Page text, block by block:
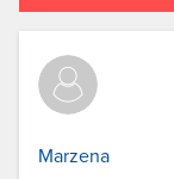
Marzena